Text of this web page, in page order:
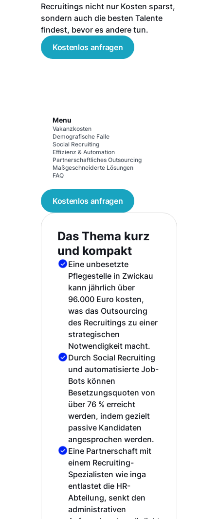
Recruitings nicht nur Kosten sparst,
sondern auch die besten Talente
findest, bevor es andere tun.
Kostenlos anfragen
Menu
Vakanzkosten
Demografische Falle
Social Recruiting
Effizienz & Automation
Partnerschaftliches Outsourcing
Maßgeschneiderte Lösungen
FAQ
Kostenlos anfragen
Das Thema kurz
und kompakt
Eine unbesetzte
Pflegestelle in Zwickau
kann jährlich über
96.000 Euro kosten,
was das Outsourcing
des Recruitings zu einer
strategischen
Notwendigkeit macht.
Durch Social Recruiting
und automatisierte Job-
Bots können
Besetzungsquoten von
über 76 % erreicht
werden, indem gezielt
passive Kandidaten
angesprochen werden.
Eine Partnerschaft mit
einem Recruiting-
Spezialisten wie inga
entlastet die HR-
Abteilung, senkt den
administrativen